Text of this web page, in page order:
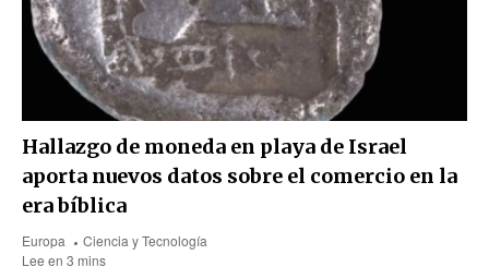
Hallazgo de moneda en playa de Israel
aporta nuevos datos sobre el comercio en la
era bíblica
Europa
Ciencia y Tecnología
Lee en 3 mins